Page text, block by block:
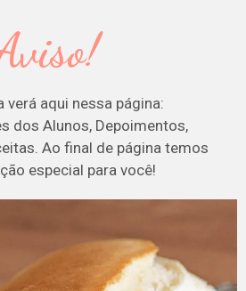
verá aqui nessa página:
dos Alunos, Depoimentos,
Ao final de página temos
especial para você!